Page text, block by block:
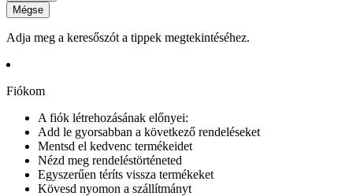
Mégse
Adja meg a keresőszót a tippek megtekintéséhez.
Fiókom
A fiók létrehozásának előnyei:
Add le gyorsabban a következő rendeléseket
Mentsd el kedvenc termékeidet
Nézd meg rendeléstörténeted
Egyszerűen téríts vissza termékeket
Kövesd nyomon a szállítmányt